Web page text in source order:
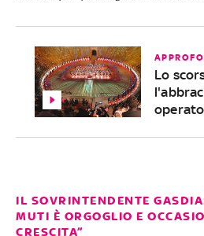
Lo
IL SOVRINTENDENTE
MUTI È ORGOGLIO E
CRESCITA”